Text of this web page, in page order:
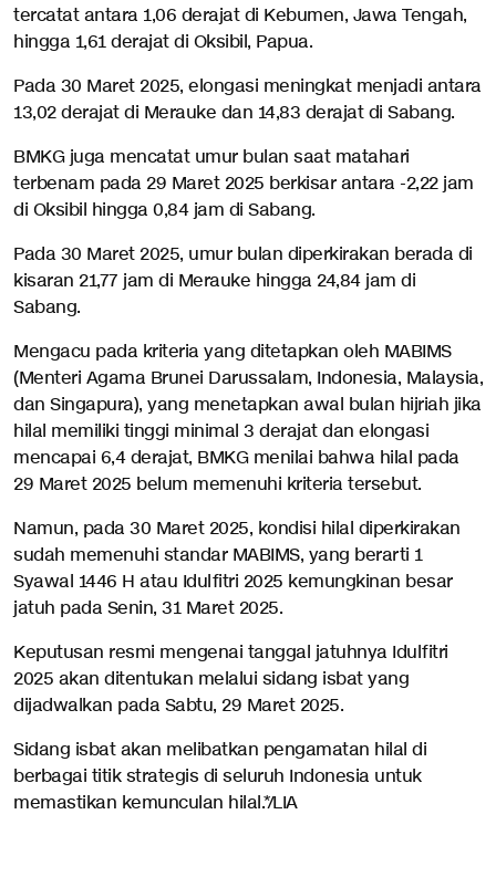
tercatat antara 1,06 derajat di Kebumen, Jawa Tengah,
hingga 1,61 derajat di Oksibil, Papua.
Pada 30 Maret 2025, elongasi meningkat menjadi antara
13,02 derajat di Merauke dan 14,83 derajat di Sabang.
BMKG juga mencatat umur bulan saat matahari
terbenam pada 29 Maret 2025 berkisar antara -2,22 jam
di Oksibil hingga 0,84 jam di Sabang.
Pada 30 Maret 2025, umur bulan diperkirakan berada di
kisaran 21,77 jam di Merauke hingga 24,84 jam di
Sabang.
Mengacu pada kriteria yang ditetapkan oleh MABIMS
(Menteri Agama Brunei Darussalam, Indonesia, Malaysia,
dan Singapura), yang menetapkan awal bulan hijriah jika
hilal memiliki tinggi minimal 3 derajat dan elongasi
mencapai 6,4 derajat, BMKG menilai bahwa hilal pada
29 Maret 2025 belum memenuhi kriteria tersebut.
Namun, pada 30 Maret 2025, kondisi hilal diperkirakan
sudah memenuhi standar MABIMS, yang berarti 1
Syawal 1446 H atau Idulfitri 2025 kemungkinan besar
jatuh pada Senin, 31 Maret 2025.
Keputusan resmi mengenai tanggal jatuhnya Idulfitri
2025 akan ditentukan melalui sidang isbat yang
dijadwalkan pada Sabtu, 29 Maret 2025.
Sidang isbat akan melibatkan pengamatan hilal di
berbagai titik strategis di seluruh Indonesia untuk
memastikan kemunculan hilal.*/LIA